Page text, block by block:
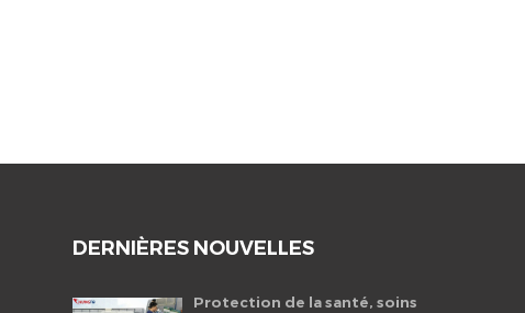
DERNIÈRES NOUVELLES
Protection de la santé, soins